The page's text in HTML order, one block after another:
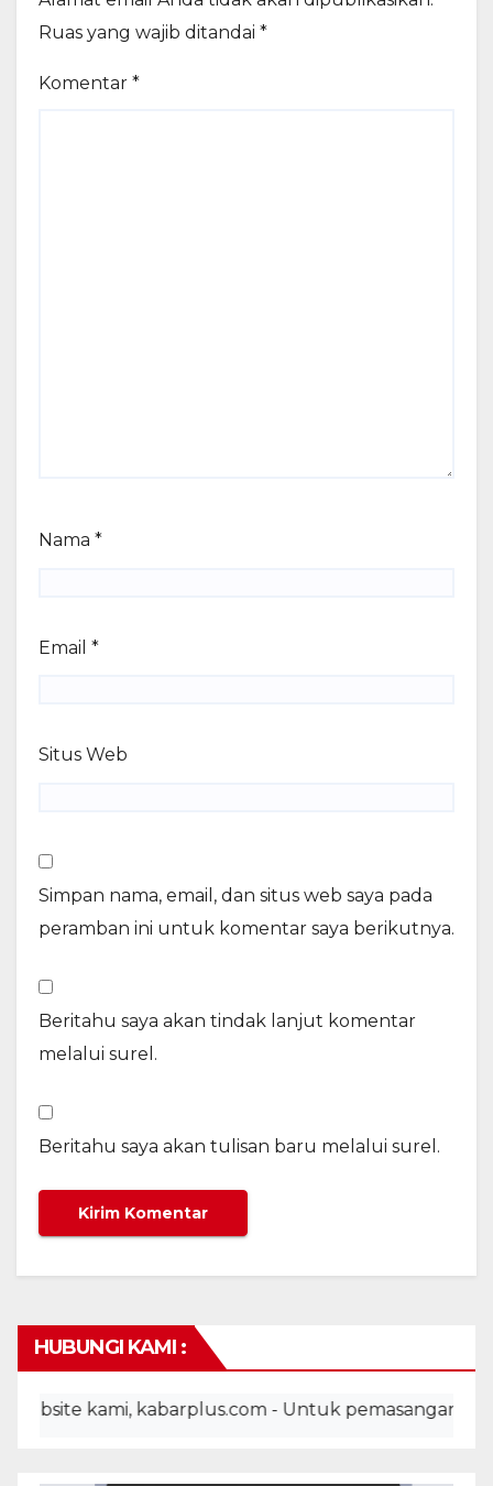
Ruas yang wajib ditandai *
Komentar *
Nama *
Email *
Situs Web
Simpan nama, email, dan situs web saya pada
peramban ini untuk komentar saya berikutnya.
Beritahu saya akan tindak lanjut komentar
melalui surel.
Beritahu saya akan tulisan baru melalui surel.
HUBUNGI KAMI :
kami, kabarplus.com - Untuk pemasangan iklan,